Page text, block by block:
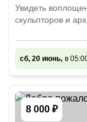
Увидеть
скульпторов и
сб, 20 июнь, в
8 000 ₽